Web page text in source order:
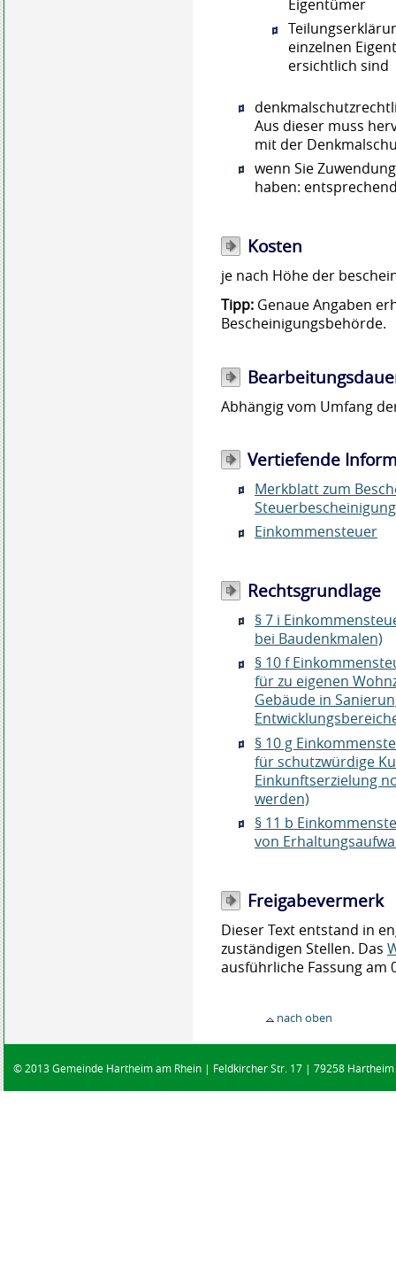
Eigentümer
einzelnen
ersichtlich sind
Aus dieser muss
mit der
wenn Sie
haben:
Kosten
je nach Höhe der
Tipp: Genaue Angaben
Bescheinigungsbehörde.
Abhängig vom Umfang
Vertiefende
Merkblatt zum
Steuerbescheinigung
Einkommensteuer
Rechtsgrundlage
§ 7 i
bei Baudenkmalen)
§ 10 f
für zu eigenen
Gebäude in
§ 10 g
für schutzwürdige
Einkunftserzielung
werden)
§ 11 b
von
Freigabevermerk
Dieser Text entstand in
zuständigen Stellen. Das
ausführliche Fassung am
nach oben
© 2013 Gemeinde Hartheim am Rhein | Feldkircher Str. 17 | 79258